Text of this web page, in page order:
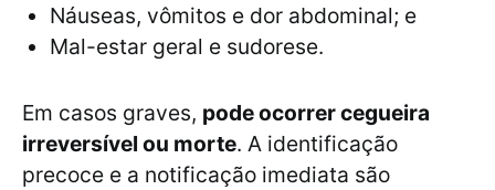
Náuseas, vômitos e dor abdominal; e
Mal-estar geral e sudorese.
Em casos graves, pode ocorrer cegueira
irreversível ou morte. A identificação
precoce e a notificação imediata são